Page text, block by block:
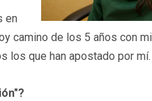
en
camino de los 5 años con
los que han apostado por mí.